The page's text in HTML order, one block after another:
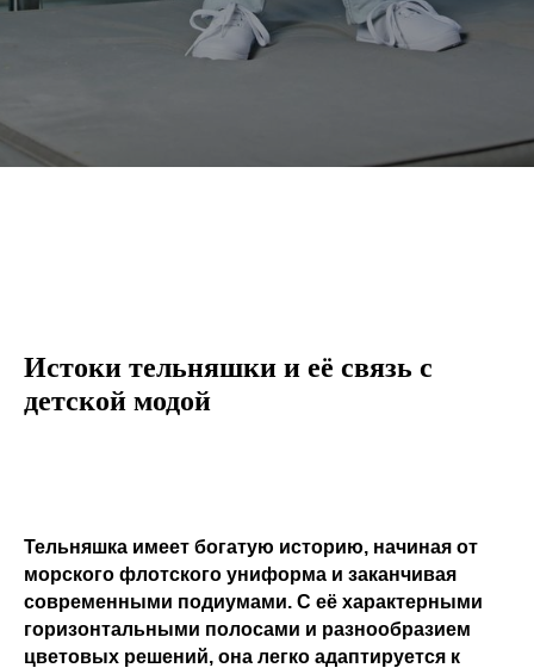
Истоки тельняшки и её связь с
детской модой
Тельняшка имеет богатую историю, начиная от
морского флотского униформа и заканчивая
современными подиумами. С её характерными
горизонтальными полосами и разнообразием
цветовых решений, она легко адаптируется к